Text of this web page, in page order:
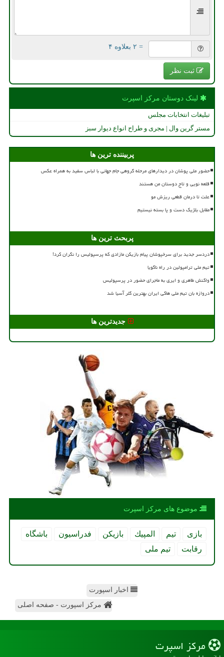
= ۲ بعلاوه ۴
ثبت نظر
لینک دوستان مركز اسپرت
تبلیغات انتخابات مجلس
مستر گرین وال | مجری و طراح انواع دیوار سبز
پربیننده ترین ها
حضور ملی پوشان در دیدارهای مرحله گروهی جام جهانی با لباس سفید به همراه عکس
قلعه نویی و تاج دوستان من هستند
علت تا درمان قطعی ریزش مو
مقابل بلژیک دست و پا بسته نیستیم
پربحث ترین ها
دردسر جدید برای سرخپوشان پیام بازیکن مازادی که پرسپولیس را نگران کرد!
تیم ملی ترامپولین در راه ناگویا
واکنش طاهری و ایری به ماجرای حضور در پرسپولیس
دروازه بان تیم ملی هاکی ایران بهترین گلر آسیا شد
جدیدترین ها
موضوع های مركز اسپرت
بازی تیم المپیك بازیكن فدراسیون
باشگاه
رقابت
تیم ملی
اخبار اسپورت
مرکز اسپورت - صفحه اصلی
مركز اسپرت